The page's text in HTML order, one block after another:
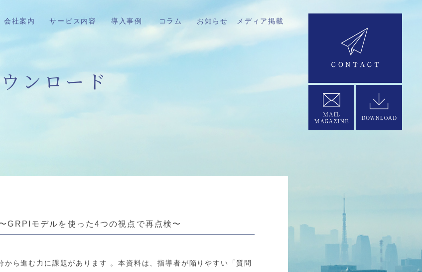
会社案内 サービス内容 導入事例 コラム お知らせ メディア掲載
ンロード
GRPIモデルを使った4つの視点で再点検〜
ら進む力に課題があります 。本資料は、指導者が陥りやすい「質問